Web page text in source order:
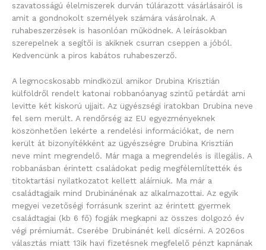
szavatosságú élelmiszerek durván túlárazott vásárlásairól is
amit a gondnokolt személyek számára vásárolnak. A
ruhabeszerzések is hasonlóan működnek. A leírásokban
szerepelnek a segítői is akiknek csurran cseppen a jóból.
Kedvencünk a piros kabátos ruhabeszerző.
A legmocskosabb mindközül amikor Drubina Krisztián
külföldről rendelt katonai robbanóanyag szintű petárdát ami
levitte két kiskorú ujjait. Az ügyészségi iratokban Drubina neve
fel sem merült. A rendőrség az EU egyezményeknek
köszönhetően lekérte a rendelési információkat, de nem
került át bizonyítékként az ügyészségre Drubina Krisztián
neve mint megrendelő. Már maga a megrendelés is illegális. A
robbanásban érintett családokat pedig megfélemlítették és
titoktartási nyilatkozatot kellett aláírniuk. Ma már a
családtagjaik mind Drubinánénak az alkalmazottai. Az egyik
megyei vezetőségi forrásunk szerint az érintett gyermek
családtagjai (kb 6 fő) fogják megkapni az összes dolgozó év
végi prémiumát. Cserébe Drubinánét kell dícsérni. A 2026os
választás miatt 13ik havi fizetésnek megfelelő pénzt kapnának